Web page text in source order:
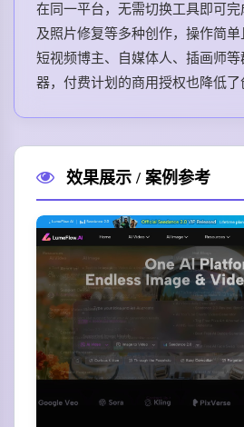
在同一平台，无需切换工具即可
及照片修复等多种创作，操作简
短视频博主、自媒体人、插画师等
器，付费计划的商用授权也降低了
效果展示 / 案例参考